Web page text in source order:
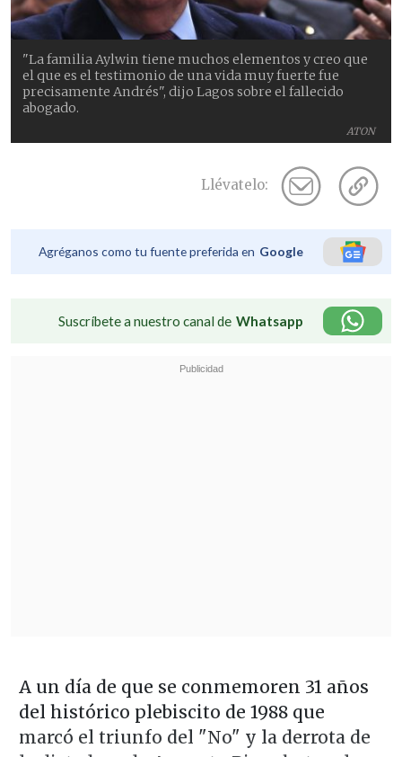
ATON
"La familia Aylwin tiene muchos elementos y creo que
el que es el testimonio de una vida muy fuerte fue
precisamente Andrés", dijo Lagos sobre el fallecido
abogado.
Llévatelo:
Agréganos como tu fuente preferida en Google
Suscríbete a nuestro canal de Whatsapp
A un día de que se conmemoren 31 años
del histórico plebiscito de 1988 que
marcó el triunfo del "No" y la derrota de